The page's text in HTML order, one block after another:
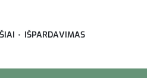
IŠPARDAVIMAS